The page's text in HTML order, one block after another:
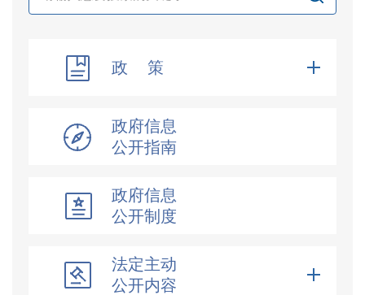
政 策
政府信息
公开指南
政府信息
公开制度
法定主动
公开内容